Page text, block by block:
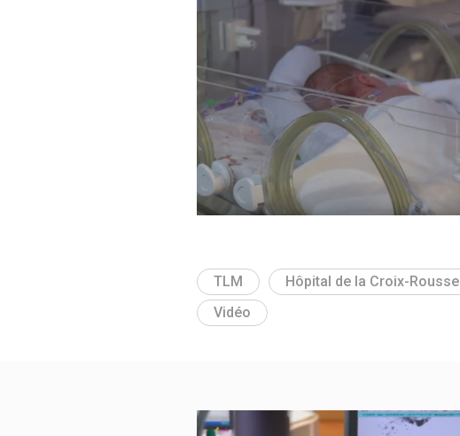
TLM Hôpital de la Croix-Rousse
Vidéo